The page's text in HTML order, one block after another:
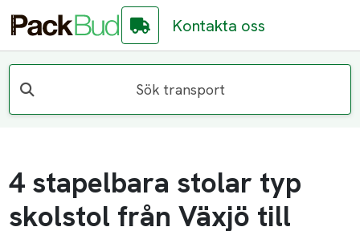
Kontakta oss
Sök transport
4 stapelbara stolar typ
skolstol från Växjö till